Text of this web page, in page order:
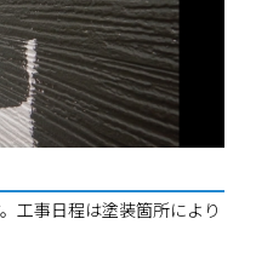
工事日程は塗装箇所により